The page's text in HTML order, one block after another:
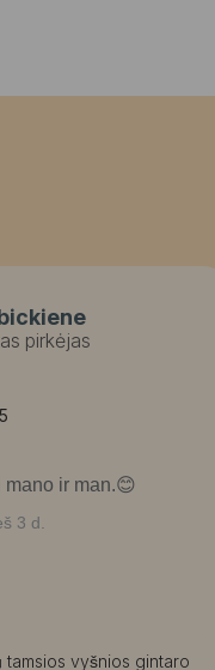
pirkėjas
mano ir man.😊
3 d.
tamsios vyšnios gintaro